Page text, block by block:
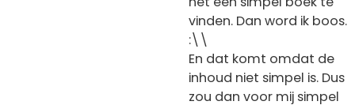
vinden. Dan word ik boos.
:\\
En dat komt omdat de
inhoud niet simpel is. Dus
zou dan voor mij simpel